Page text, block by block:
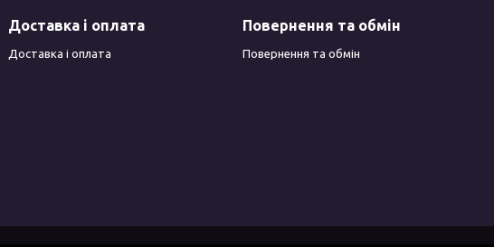
Доставка і оплата
Доставка і оплата
Повернення та обмін
Повернення та обмін